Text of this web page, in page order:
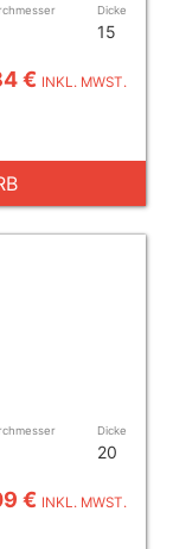
Dicke
15
€ INKL. MWST.
Dicke
20
€ INKL. MWST.